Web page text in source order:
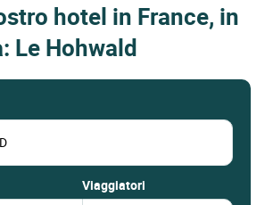
hotel in France, in
Le Hohwald
Viaggiatori